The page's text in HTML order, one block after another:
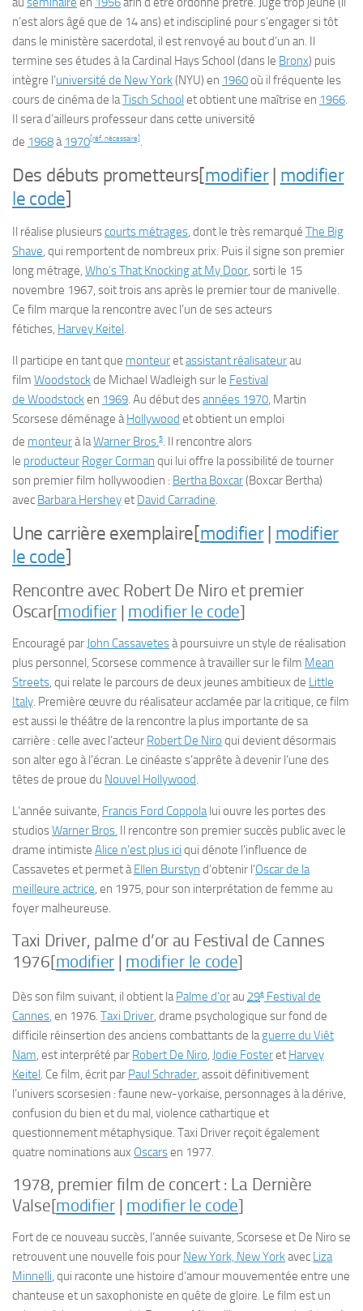
n’est alors âgé que de 14 ans) et indiscipliné pour s’engager si tôt
dans le ministère sacerdotal, il est renvoyé au bout d’un an. Il
termine ses études à laCardinal Hays School (dans le Bronx) puis
intègre l’université de New York(NYU) en 1960où il fréquente les
cours de cinéma de laTisch School et obtient une maîtrise en 1966.
Il sera d’ailleurs professeur dans cette université
de 1968à 1970[réf. nécessaire].
Des débuts prometteurs[modifier| modifier
le code]
Il réalise plusieurscourts métrages, dont le très remarqué The Big
Shave, qui remportent de nombreux prix. Puis il signe son premier
long métrage, Who’s That Knocking at My Door, sorti le 15
novembre 1967, soit trois ans après le premier tour de manivelle.
Ce film marque la rencontre avec l’un de ses acteurs
fétiches, Harvey Keitel.
Il participe en tant que monteuretassistant réalisateurau
film Woodstockde Michael Wadleigh sur le Festival
de Woodstocken 1969. Au début desannées 1970, Martin
Scorsese déménage àHollywood et obtient un emploi
de monteurà laWarner Bros.5. Il rencontre alors
le producteur Roger Corman qui lui offre la possibilité de tourner
son premier film hollywoodien : Bertha Boxcar(Boxcar Bertha)
avec Barbara Hersheyet David Carradine.
Une carrière exemplaire[modifier| modifier
le code]
Rencontre avec Robert De Niro et premier
Oscar[modifier| modifier le code]
Encouragé par John Cassavetesà poursuivre un style de réalisation
plus personnel, Scorsese commence à travailler sur le film Mean
Streets, qui relate le parcours de deux jeunes ambitieux de Little
Italy. Première œuvre du réalisateur acclamée par la critique, ce film
est aussi le théâtre de la rencontre la plus importante de sa
carrière : celle avec l’acteur Robert De Niro qui devient désormais
son alter ego à l’écran. Le cinéaste s’apprête à devenir l’une des
têtes de proue du Nouvel Hollywood.
L’année suivante, Francis Ford Coppolalui ouvre les portes des
studiosWarner Bros. Il rencontre son premier succès public avec le
drame intimiste Alice n’est plus ici qui dénote l’influence de
Cassavetes et permet àEllen Burstyn d’obtenir l’Oscar de la
meilleure actrice, en 1975, pour son interprétation de femme au
foyer malheureuse.
Taxi Driver, palme d’or au Festival de Cannes
1976[modifier | modifier le code]
Dès son film suivant, il obtient laPalme d’orau 29e Festival de
Cannes, en 1976. Taxi Driver, drame psychologique sur fond de
difficile réinsertion des anciens combattants de laguerre du Viêt
Nam, est interprété par Robert De Niro, Jodie Fosteret Harvey
Keitel. Ce film, écrit par Paul Schrader, assoit définitivement
l’univers scorsesien : faune new-yorkaise, personnages à la dérive,
confusion du bien et du mal, violence cathartique et
questionnement métaphysique. Taxi Driver reçoit également
quatre nominations aux Oscarsen 1977.
1978, premier film de concert : La Dernière
Valse[modifier| modifier le code]
Fort de ce nouveau succès, l’année suivante, Scorsese et De Niro se
retrouvent une nouvelle fois pour New York, New Yorkavec Liza
Minnelli, qui raconte une histoire d’amour mouvementée entre une
chanteuse et un saxophoniste en quête de gloire. Le film est un